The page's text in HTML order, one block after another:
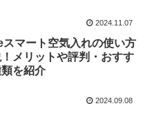
2024.11.07
スマート空気入れの使い方
メリットや評判・おすす
を紹介
2024.09.08